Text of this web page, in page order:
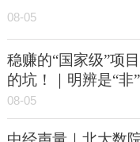
08-05
稳赚的“国家级”项
的坑！｜明辨是“非”
08-05